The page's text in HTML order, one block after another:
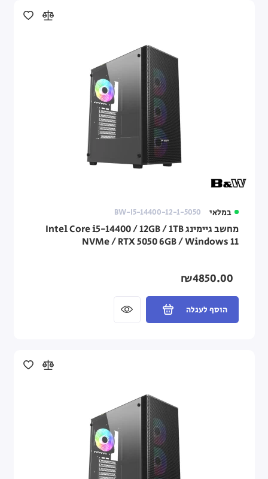
במלאי BW-I5-14400-12-1-5050
מחשב גיימינג Intel Core i5-14400 / 12GB / 1TB
NVMe / RTX 5050 6GB / Windows 11
₪4850.00
הוסף לעגלה